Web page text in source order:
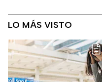
LO MÁS VISTO